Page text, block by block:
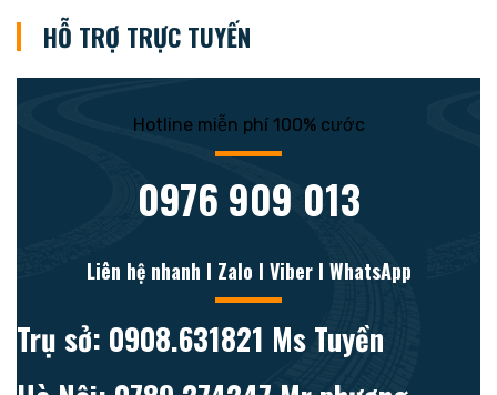
HỖ TRỢ TRỰC TUYẾN
Hotline miễn phí 100% cước
0976 909 013
Liên hệ nhanh l Zalo l Viber l WhatsApp
Trụ sở: 0908.631821 Ms Tuyền